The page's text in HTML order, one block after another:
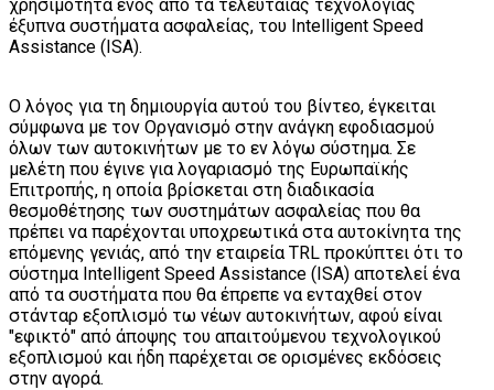
χρησιμότητα ενός από τα τελευταίας τεχνολογίας
έξυπνα συστήματα ασφαλείας, του Intelligent Speed
Assistance (ISA).
Ο λόγος για τη δημιουργία αυτού του βίντεο, έγκειται
σύμφωνα με τον Οργανισμό στην ανάγκη εφοδιασμού
όλων των αυτοκινήτων με το εν λόγω σύστημα. Σε
μελέτη που έγινε για λογαριασμό της Ευρωπαϊκής
Επιτροπής, η οποία βρίσκεται στη διαδικασία
θεσμοθέτησης των συστημάτων ασφαλείας που θα
πρέπει να παρέχονται υποχρεωτικά στα αυτοκίνητα της
επόμενης γενιάς, από την εταιρεία TRL προκύπτει ότι το
σύστημα Intelligent Speed Assistance (ISA) αποτελεί ένα
από τα συστήματα που θα έπρεπε να ενταχθεί στον
στάνταρ εξοπλισμό τω νέων αυτοκινήτων, αφού είναι
"εφικτό" από άποψης του απαιτούμενου τεχνολογικού
εξοπλισμού και ήδη παρέχεται σε ορισμένες εκδόσεις
στην αγορά.